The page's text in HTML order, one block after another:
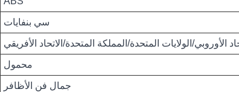
سي بنفايات
الأوروبي/الولايات المتحدة/المملكة المتحدة/الاتحاد الأفريقي
محمول
جمال فن الأظافر